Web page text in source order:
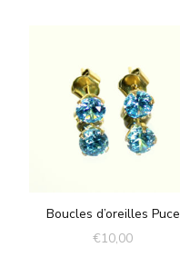
Boucles d’oreilles Puce
€10,00